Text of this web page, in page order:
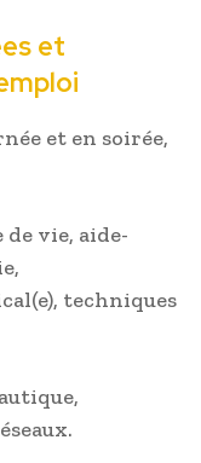
et
et en soirée,
vie, aide-
techniques